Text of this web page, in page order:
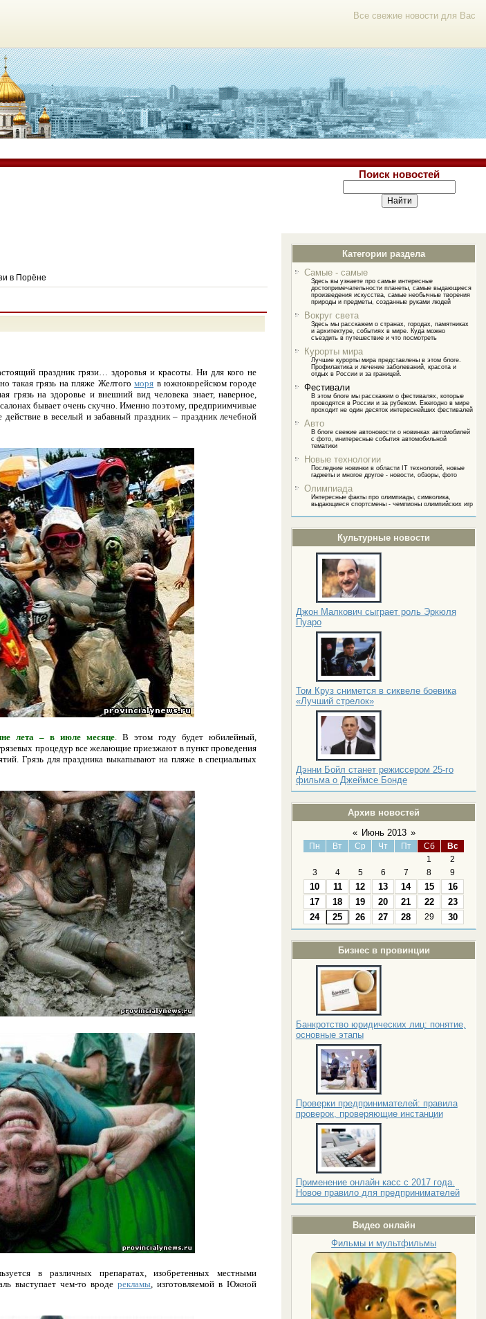
Все свежие новости для Вас
Поиск новостей
Категории раздела
Самые - самые
Здесь вы узнаете про самые интересные
достопримечательности планеты, самые выдающиеся
произведения искусства, самые необычные творения
природы и предметы, созданные руками людей
Вокруг света
Здесь мы расскажем о странах, городах, памятниках
и архитектуре, событиях в мире. Куда можно
съездить в путешествие и что посмотреть
Курорты мира
Лучшие курорты мира представлены в этом блоге.
Профилактика и лечение заболеваний, красота и
отдых в России и за границей.
Фестивали
В этом блоге мы расскажем о фестивалях, которые
проводятся в России и за рубежом. Ежегодно в мире
проходит не один десяток интереснейших фестивалей
Авто
В блоге свежие автоновости о новинках автомобилей
с фото, инитересные события автомобильной
тематики
Новые технологии
Последние новинки в области IT технологий, новые
гаджеты и многое другое - новости, обзоры, фото
Олимпиада
Интересные факты про олимпиады, символика,
выдающиеся спортсмены - чемпионы олимпийских игр
Культурные новости
Джон Малкович сыграет роль Эркюля
Пуаро
Том Круз снимется в сиквеле боевика
«Лучший стрелок»
Дэнни Бойл станет режиссером 25-го
фильма о Джеймсе Бонде
Архив новостей
« Июнь 2013 »
Пн Вт Ср Чт Пт Сб
Вс
1
2
3
4 5 6 7 8 9
10 11 12 13 14 15
16
17
18 19 20 21 22
23
24
25 26 27 28 29 30
Бизнес в провинции
Банкротство юридических лиц: понятие,
основные этапы
Проверки предпринимателей: правила
проверок, проверяющие инстанции
Применение онлайн касс с 2017 года.
Новое правило для предпринимателей
Видео онлайн
Фильмы и мультфильмы
в Порёне
праздник грязи… здоровья и красоты. Ни для кого не
такая грязь на пляже Желтогоморя в южнокорейском городе
грязь на здоровье и внешний вид человека знает, наверное,
бывает очень скучно. Именно поэтому, предприимчивые
в веселый и забавный праздник – праздник лечебной
лета – в июле месяце. В этом году будет юбилейный,
процедур все желающие приезжают в пункт проведения
Грязь для праздника выкапывают на пляже в специальных
в различных препаратах, изобретенных местными
выступает чем-то вродерекламы, изготовляемой в Южной